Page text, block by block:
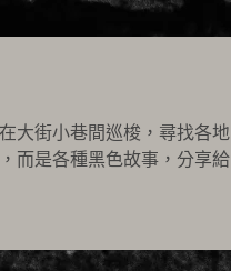
大街小巷間巡梭，尋找各地
而是各種黑色故事，分享給